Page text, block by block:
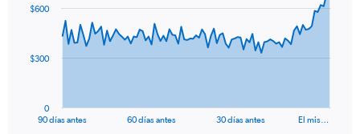
data
The
90 días antes 60 días antes 30 días antes El mis…
0
$300
$600